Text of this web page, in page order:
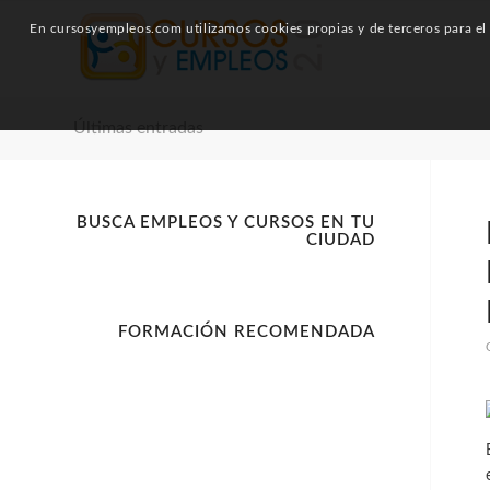
Últimas entradas
BUSCA EMPLEOS Y CURSOS EN TU
CIUDAD
FORMACIÓN RECOMENDADA
En cursosyempleos.com utilizamos cookies propias y de terceros para